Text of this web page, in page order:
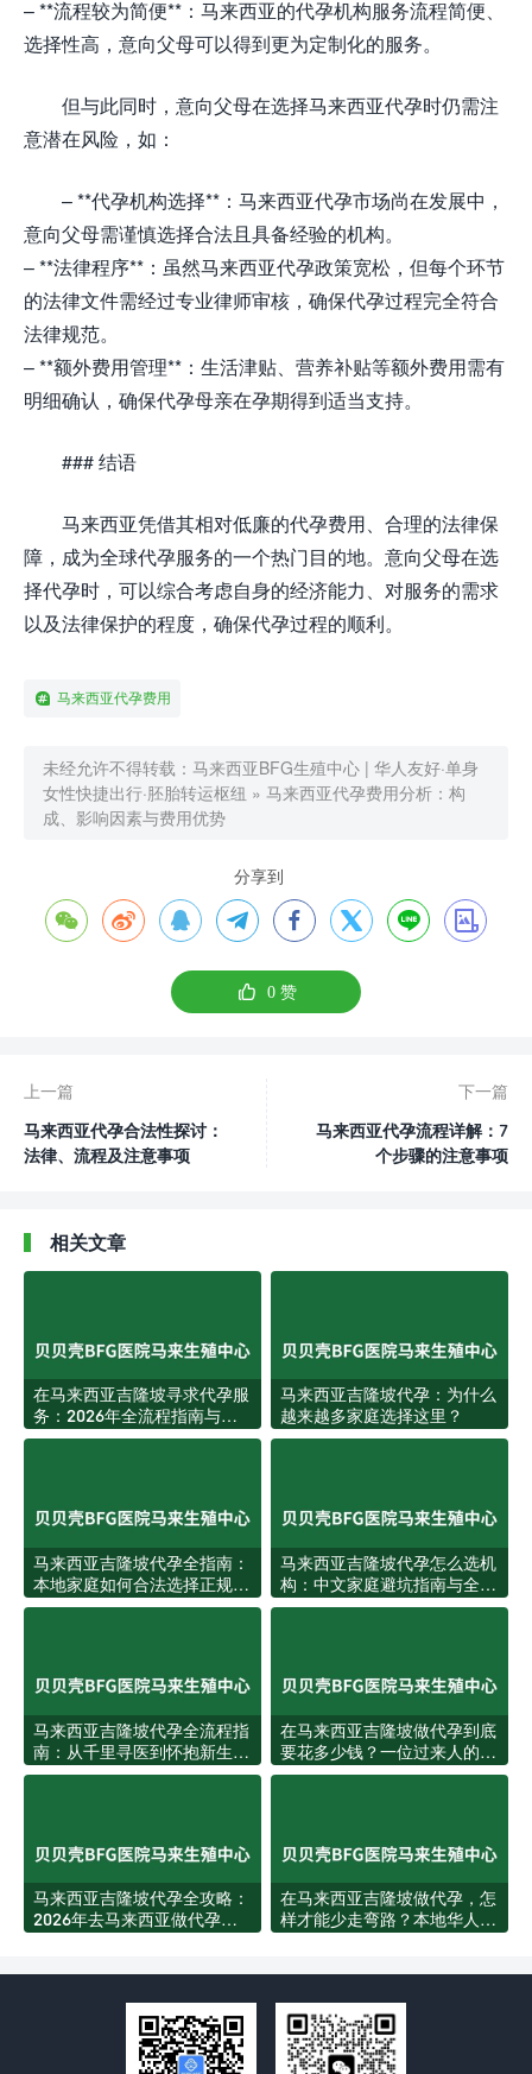
– **流程较为简便**：马来西亚的代孕机构服务流程简便、
选择性高，意向父母可以得到更为定制化的服务。
但与此同时，意向父母在选择马来西亚代孕时仍需注
意潜在风险，如：
– **代孕机构选择**：马来西亚代孕市场尚在发展中，
意向父母需谨慎选择合法且具备经验的机构。
– **法律程序**：虽然马来西亚代孕政策宽松，但每个环节
的法律文件需经过专业律师审核，确保代孕过程完全符合
法律规范。
– **额外费用管理**：生活津贴、营养补贴等额外费用需有
明细确认，确保代孕母亲在孕期得到适当支持。
### 结语
马来西亚凭借其相对低廉的代孕费用、合理的法律保
障，成为全球代孕服务的一个热门目的地。意向父母在选
择代孕时，可以综合考虑自身的经济能力、对服务的需求
以及法律保护的程度，确保代孕过程的顺利。
马来西亚代孕费用
未经允许不得转载： 马来西亚BFG生殖中心 | 华人友好·单身
女性快捷出行·胚胎转运枢纽 » 马来西亚代孕费用分析：构
成、影响因素与费用优势
分享到
       
 0赞
上一篇
马来西亚代孕合法性探讨：
法律、流程及注意事项
下一篇
马来西亚代孕流程详解：7
个步骤的注意事项
相关文章
在马来西亚吉隆坡寻求代孕服
务：2026年全流程指南与专
业方案解析
马来西亚吉隆坡代孕：为什么
越来越多家庭选择这里？
马来西亚吉隆坡代孕全指南：
本地家庭如何合法选择正规代
孕服务
马来西亚吉隆坡代孕怎么选机
构：中文家庭避坑指南与全流
程攻略
马来西亚吉隆坡代孕全流程指
南：从千里寻医到怀抱新生的
每一步
在马来西亚吉隆坡做代孕到底
要花多少钱？一位过来人的真
实账本
马来西亚吉隆坡代孕全攻略：
2026年去马来西亚做代孕值
在马来西亚吉隆坡做代孕，怎
样才能少走弯路？本地华人家